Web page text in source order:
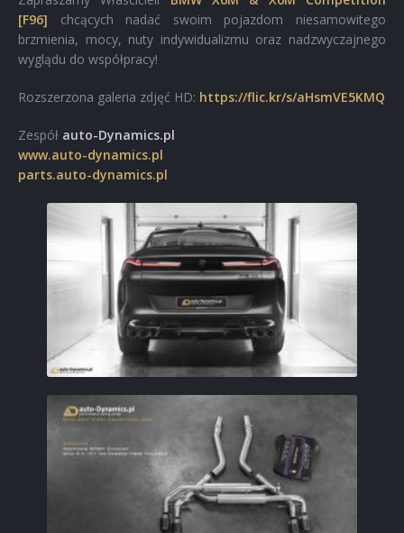
[F96]
chcących nadać swoim pojazdom niesamowitego
brzmienia, mocy, nuty indywidualizmu oraz nadzwyczajnego
wyglądu do współpracy!
Rozszerzona galeria zdjęć HD: https://flic.kr/s/aHsmVE5KMQ
Zespół auto-Dynamics.pl
www.auto-dynamics.pl
parts.auto-dynamics.pl